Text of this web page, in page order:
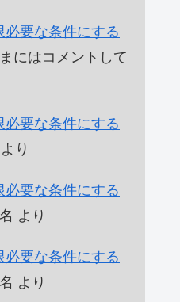
要な条件にする
にはコメントして
要な条件にする
より
要な条件にする
より
要な条件にする
より